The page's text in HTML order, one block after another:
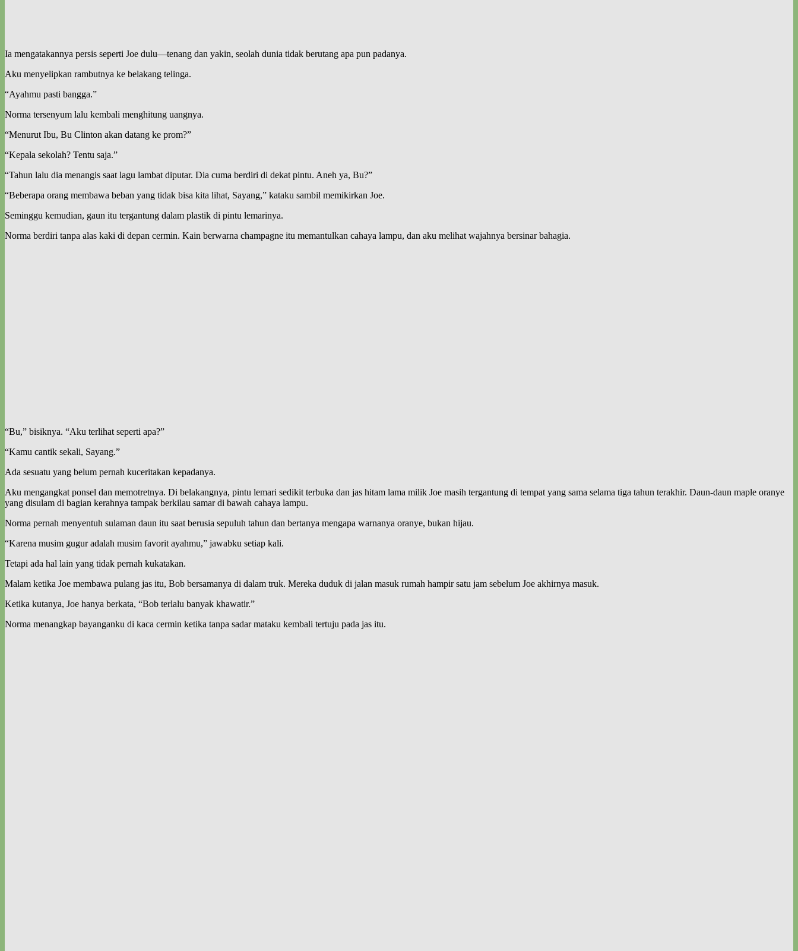
Ia mengatakannya persis seperti Joe dulu—tenang dan yakin, seolah dunia tidak berutang apa pun padanya.
Aku menyelipkan rambutnya ke belakang telinga.
“Ayahmu pasti bangga.”
Norma tersenyum lalu kembali menghitung uangnya.
“Menurut Ibu, Bu Clinton akan datang ke prom?”
“Kepala sekolah? Tentu saja.”
“Tahun lalu dia menangis saat lagu lambat diputar. Dia cuma berdiri di dekat pintu. Aneh ya, Bu?”
“Beberapa orang membawa beban yang tidak bisa kita lihat, Sayang,” kataku sambil memikirkan Joe.
Seminggu kemudian, gaun itu tergantung dalam plastik di pintu lemarinya.
Norma berdiri tanpa alas kaki di depan cermin. Kain berwarna champagne itu memantulkan cahaya lampu, dan aku melihat wajahnya bersinar bahagia.
“Bu,” bisiknya. “Aku terlihat seperti apa?”
“Kamu cantik sekali, Sayang.”
Ada sesuatu yang belum pernah kuceritakan kepadanya.
Aku mengangkat ponsel dan memotretnya. Di belakangnya, pintu lemari sedikit terbuka dan jas hitam lama milik Joe masih tergantung di tempat yang sama selama tiga tahun terakhir. Daun-daun maple oranye
yang disulam di bagian kerahnya tampak berkilau samar di bawah cahaya lampu.
Norma pernah menyentuh sulaman daun itu saat berusia sepuluh tahun dan bertanya mengapa warnanya oranye, bukan hijau.
“Karena musim gugur adalah musim favorit ayahmu,” jawabku setiap kali.
Tetapi ada hal lain yang tidak pernah kukatakan.
Malam ketika Joe membawa pulang jas itu, Bob bersamanya di dalam truk. Mereka duduk di jalan masuk rumah hampir satu jam sebelum Joe akhirnya masuk.
Ketika kutanya, Joe hanya berkata, “Bob terlalu banyak khawatir.”
Norma menangkap bayanganku di kaca cermin ketika tanpa sadar mataku kembali tertuju pada jas itu.